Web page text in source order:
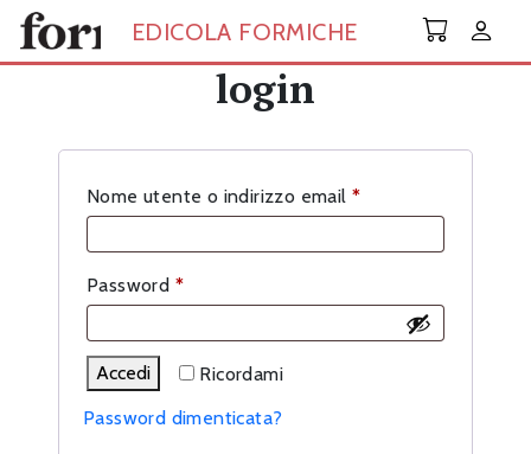
Skip to main content
EDICOLA FORMICHE
login
Nome utente o indirizzo email *Richiesto
Password *Richiesto
Ricordami
Accedi
Password dimenticata?